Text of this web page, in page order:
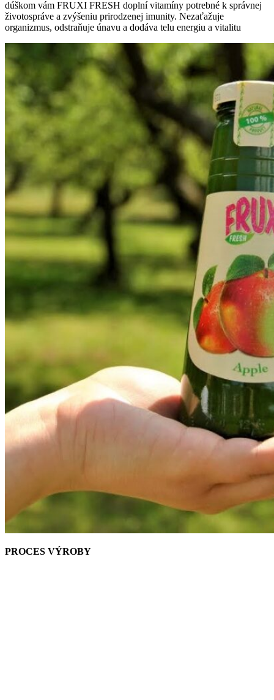
dúškom vám FRUXI FRESH doplní vitamíny potrebné k správnej
životospráve a zvýšeniu prirodzenej imunity. Nezaťažuje
organizmus, odstraňuje únavu a dodáva telu energiu a vitalitu
PROCES VÝROBY